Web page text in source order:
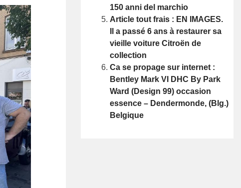
150 anni del marchio
Article tout frais : EN IMAGES.
Il a passé 6 ans à restaurer sa
vieille voiture Citroën de
collection
Ca se propage sur internet :
Bentley Mark VI DHC By Park
Ward (Design 99) occasion
essence – Dendermonde, (Blg.)
Belgique